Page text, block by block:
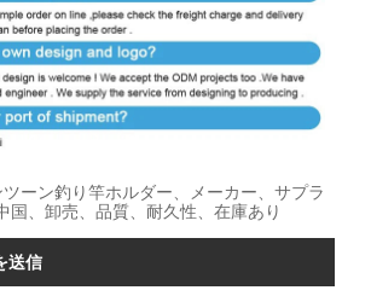
ーン釣り竿ホルダー、メーカー、サプラ
国、卸売、品質、耐久性、在庫あり
送信